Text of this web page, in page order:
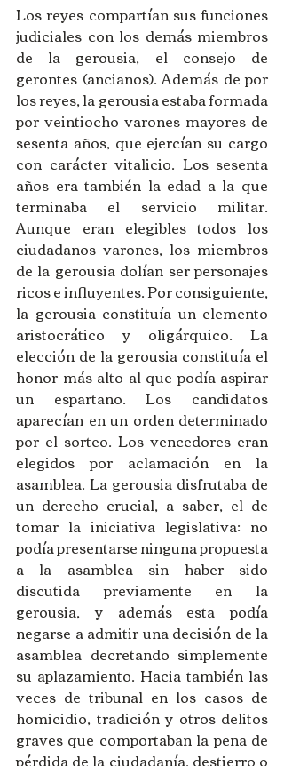
Los reyes compartían sus funciones
judiciales con los demás miembros
de la gerousia, el consejo de
gerontes (ancianos). Además de por
los reyes, la gerousia estaba formada
por veintiocho varones mayores de
sesenta años, que ejercían su cargo
con carácter vitalicio. Los sesenta
años era también la edad a la que
terminaba el servicio militar.
Aunque eran elegibles todos los
ciudadanos varones, los miembros
de la gerousia dolían ser personajes
ricos e influyentes. Por consiguiente,
la gerousia constituía un elemento
aristocrático y oligárquico. La
elección de la gerousia constituía el
honor más alto al que podía aspirar
un espartano. Los candidatos
aparecían en un orden determinado
por el sorteo. Los vencedores eran
elegidos por aclamación en la
asamblea. La gerousia disfrutaba de
un derecho crucial, a saber, el de
tomar la iniciativa legislativa: no
podía presentarse ninguna propuesta
a la asamblea sin haber sido
discutida previamente en la
gerousia, y además esta podía
negarse a admitir una decisión de la
asamblea decretando simplemente
su aplazamiento. Hacia también las
veces de tribunal en los casos de
homicidio, tradición y otros delitos
graves que comportaban la pena de